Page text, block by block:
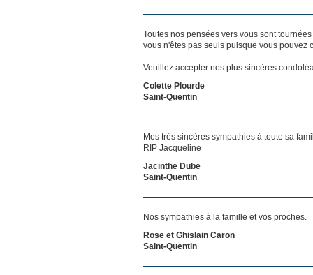
Toutes nos pensées vers vous sont
vous n'êtes pas seuls puisque vous pouvez
Veuillez accepter nos plus sincères
Colette Plourde
Saint-Quentin
Mes très sincères sympathies à toute sa
RIP Jacqueline
Jacinthe Dube
Saint-Quentin
Nos sympathies à la famille et vos proches.
Rose et Ghislain Caron
Saint-Quentin